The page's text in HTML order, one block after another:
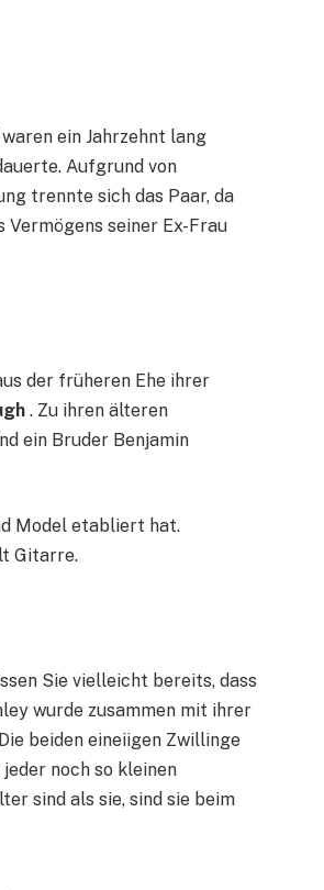
ein Jahrzehnt lang
Aufgrund von
trennte sich das Paar, da
Vermögens seiner Ex-Frau
der früheren Ehe ihrer
. Zu ihren älteren
ein Bruder Benjamin
Model etabliert hat.
Gitarre.
Sie vielleicht bereits, dass
wurde zusammen mit ihrer
beiden eineiigen Zwillinge
noch so kleinen
sind als sie, sind sie beim